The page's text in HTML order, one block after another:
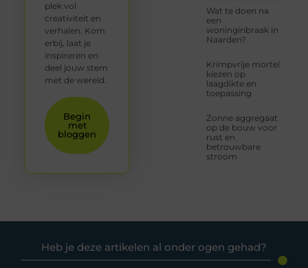
Wat te doen na
een
woninginbraak in
Naarden?
Krimpvrije mortel
kiezen op
laagdikte en
toepassing
Zonne aggregaat
op de bouw voor
rust en
betrouwbare
stroom
plek vol
creativiteit en
verhalen. Kom
erbij, laat je
inspireren en
deel jouw stem
met de wereld.
Begin
met
bloggen
Heb je deze artikelen al onder ogen gehad?